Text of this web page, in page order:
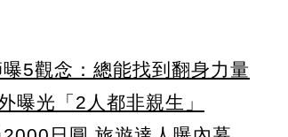
5觀念：總能找到翻身力量
曝光「2人都非親生」